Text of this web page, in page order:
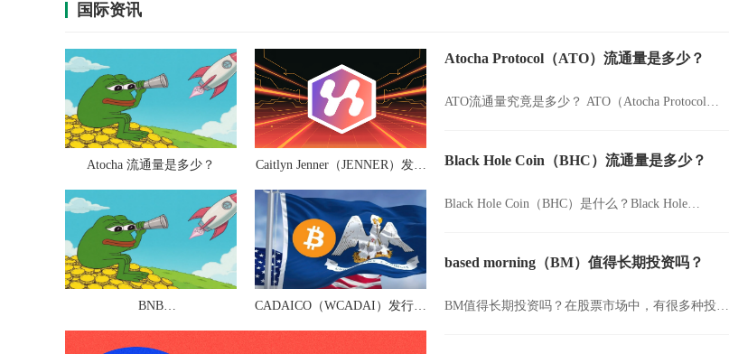
国际资讯
Atocha 流通量是多少？
Caitlyn Jenner（JENNER）发行
BNB
发行价多少钱？
CADAICO（WCADAI）发行量
Atocha Protocol（ATO）流通量是多少？
ATO流通量究竟是多少？ ATO（Atocha Protocol）
Black Hole Coin（BHC）流通量是多少？
Black Hole Coin（BHC）是什么？Black Hole
based morning（BM）值得长期投资吗？
BM值得长期投资吗？在股票市场中，有很多种投资